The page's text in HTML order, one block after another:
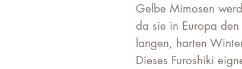
Gelbe Mimosen
da sie in Europa den
langen, harten
Dieses Furoshiki